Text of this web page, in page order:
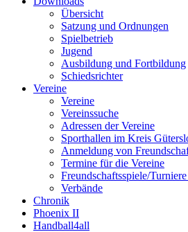
Übersicht
Satzung und Ordnungen
Spielbetrieb
Jugend
Ausbildung und Fortbildung
Schiedsrichter
Vereine
Vereine
Vereinssuche
Adressen der Vereine
Sporthallen im Kreis
Anmeldung von
Termine für die Vereine
Freundschaftsspiele/
Verbände
Chronik
Phoenix II
Handball4all